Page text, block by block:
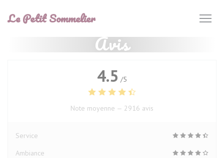
Le Petit Sommelier
Avis
4.5 /5
Note moyenne — 2916 avis
Service
Ambiance